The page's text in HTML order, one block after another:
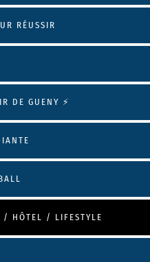
RÉUSSIR
DE GUENY ⚡️
/ HÔTEL / LIFESTYLE